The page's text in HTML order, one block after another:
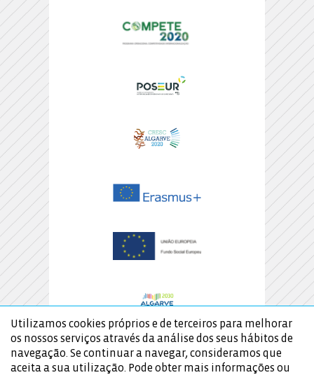
Utilizamos cookies próprios e de terceiros para melhorar
os nossos serviços através da análise dos seus hábitos de
navegação. Se continuar a navegar, consideramos que
aceita a sua utilização. Pode obter mais informações ou